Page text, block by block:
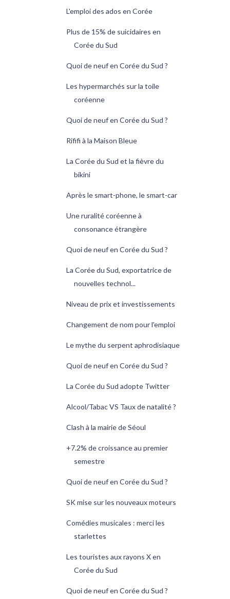
L'emploi des ados en Corée
Plus de 15% de suicidaires en
Corée du Sud
Quoi de neuf en Corée du Sud ?
Les hypermarchés sur la toile
coréenne
Quoi de neuf en Corée du Sud ?
Rififi à la Maison Bleue
La Corée du Sud et la fièvre du
bikini
Après le smart-phone, le smart-car
Une ruralité coréenne à
consonance étrangère
Quoi de neuf en Corée du Sud ?
La Corée du Sud, exportatrice de
nouvelles technol...
Niveau de prix et investissements
Changement de nom pour l'emploi
Le mythe du serpent aphrodisiaque
Quoi de neuf en Corée du Sud ?
La Corée du Sud adopte Twitter
Alcool/Tabac VS Taux de natalité ?
Clash à la mairie de Séoul
+7.2% de croissance au premier
semestre
Quoi de neuf en Corée du Sud ?
SK mise sur les nouveaux moteurs
Comédies musicales : merci les
starlettes
Les touristes aux rayons X en
Corée du Sud
Quoi de neuf en Corée du Sud ?